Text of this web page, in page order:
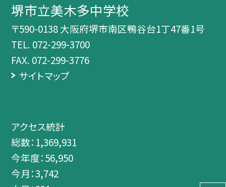
堺市立美木多中学校
〒590-0138 大阪府堺市南区鴨谷台1丁47番1号
TEL. 072-299-3700
FAX. 072-299-3776
サイトマップ
アクセス統計
総数： 1,369,931
今年度：56,950
今月：3,742